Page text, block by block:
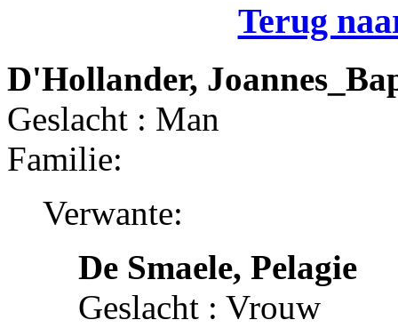
Terug
D'Hollander,
Geslacht : Man
Familie:
Verwante:
De Smaele, Pelagie
Geslacht : Vrouw